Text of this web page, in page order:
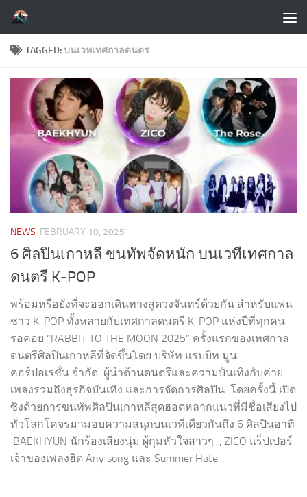
Skip to content
TAGGED:บนเวทเทศกาลดนตร
NEWS FEBRUARY 10, 2025
6 ศิลปินเกาหลี ขนทัพจัดหนัก บนเวทีเทศกาล
ดนตรี K-POP
พร้อมหรือยังที่จะออกเดินทางสู่ดวงจันทร์ด้วยกัน สำหรับแฟน
ชาว K-POP ทั้งหลายกับเทศกาลดนตรี K-POP แห่งปีที่ทุกคน
รอคอย “RABBIT TO THE MOON 2025” ครั้งแรกของเทศกาล
ดนตรีศิลปินเกาหลีที่จัดขึ้นโดย บริษัท แรบบิท มูน
คอร์ปอเรชั่น จำกัด ผู้นำด้านดนตรีและความบันเทิงกับค่าย
เพลงรวมถึงธุรกิจบันเทิง และการจัดการศิลปิน โดยครั้งนี้ เปิด
ซิงด้วยการขนทัพศิลปินเกาหลีสุดฮอตหลากแนวที่มีชื่อเสียงไป
ทั่วโลกโคจรมามอบความสนุกบนเวทีเดียวกันถึง 6 ศิลปินอาทิ
BAEKHYUN นักร้องเสียงนุ่ม ผู้กุมหัวใจสาวๆ , ZICO แร็ปเปอร์
เจ้าของเพลงฮิต Any song และ Summer Hate...